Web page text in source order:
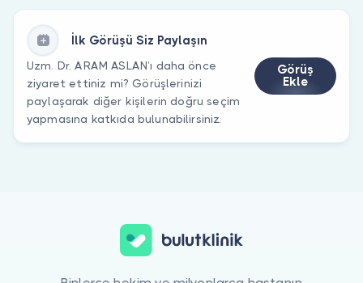
İlk Görüşü Siz Paylaşın
Uzm. Dr. ARAM ASLAN’ı daha önce
ziyaret ettiniz mi? Görüşlerinizi
paylaşarak diğer kişilerin doğru seçim
yapmasına katkıda bulunabilirsiniz.
Görüş
Ekle